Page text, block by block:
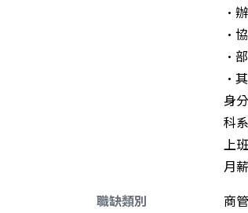
•
•
•
•
身
科
上
月
職缺類別
商